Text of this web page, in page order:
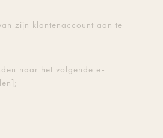
zijn klantenaccount aan te
naar het volgende e-